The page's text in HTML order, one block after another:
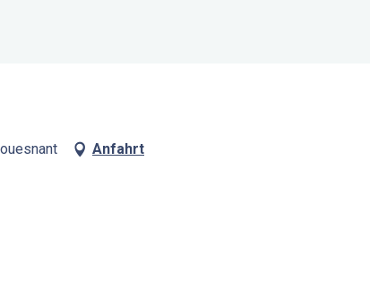
Anfahrt